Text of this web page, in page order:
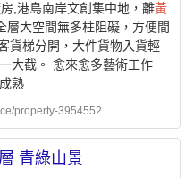
,港島南岸文創集中地，離黃
層大空間無多柱阻礙，方便間
貨梯分開，大件貨物入貨輕
大截。 愈來愈多藝術工作
熟
property-3954552
青綠山景